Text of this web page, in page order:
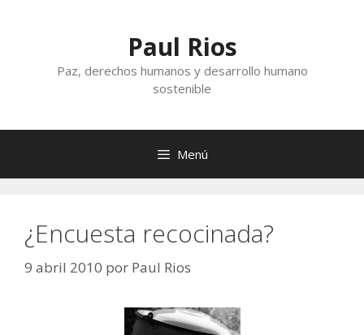
Paul Rios
Paz, derechos humanos y desarrollo humano
sostenible
Menú
¿Encuesta recocinada?
9 abril 2010 por Paul Rios